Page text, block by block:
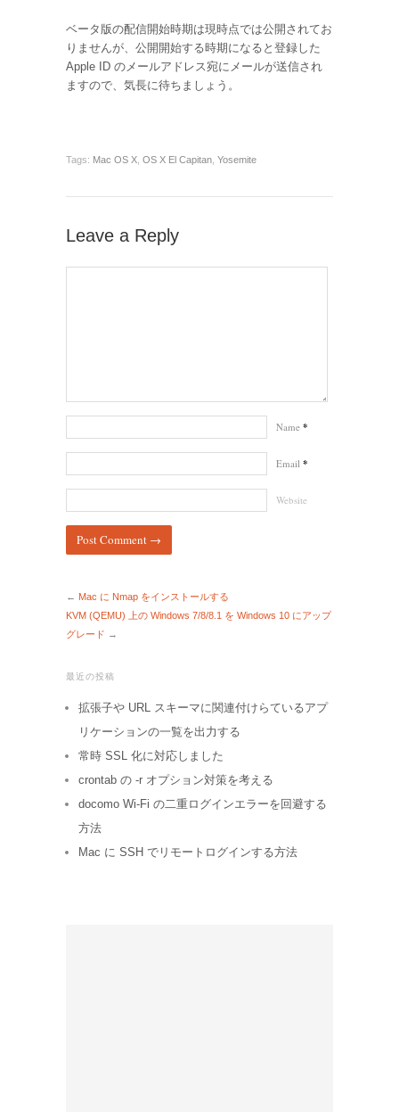
ベータ版の配信開始時期は現時点では公開されてお
りませんが、公開開始する時期になると登録した
Apple ID のメールアドレス宛にメールが送信され
ますので、気長に待ちましょう。
Tags: Mac OS X OS X El Capitan Yosemite
Leave a Reply
Name *
Email *
Website
← Mac に Nmap をインストールする
KVM (QEMU) 上の Windows 7/8/8.1 を Windows 10 にアップ
グレード →
最近の投稿
拡張子や URL スキーマに関連付けらているアプ
リケーションの一覧を出力する
常時 SSL 化に対応しました
crontab の -r オプション対策を考える
docomo Wi-Fi の二重ログインエラーを回避する
方法
Mac に SSH でリモートログインする方法